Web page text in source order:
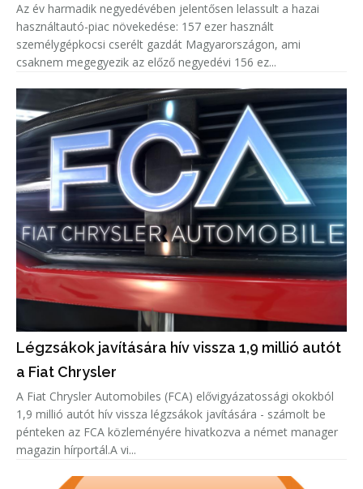
Az év harmadik negyedévében jelentősen lelassult a hazai
használtautó-piac növekedése: 157 ezer használt
személygépkocsi cserélt gazdát Magyarországon, ami
csaknem megegyezik az előző negyedévi 156 ez...
Légzsákok javítására hív vissza 1,9 millió autót
a Fiat Chrysler
A Fiat Chrysler Automobiles (FCA) elővigyázatossági okokból
1,9 millió autót hív vissza légzsákok javítására - számolt be
pénteken az FCA közleményére hivatkozva a német manager
magazin hírportál.A vi...